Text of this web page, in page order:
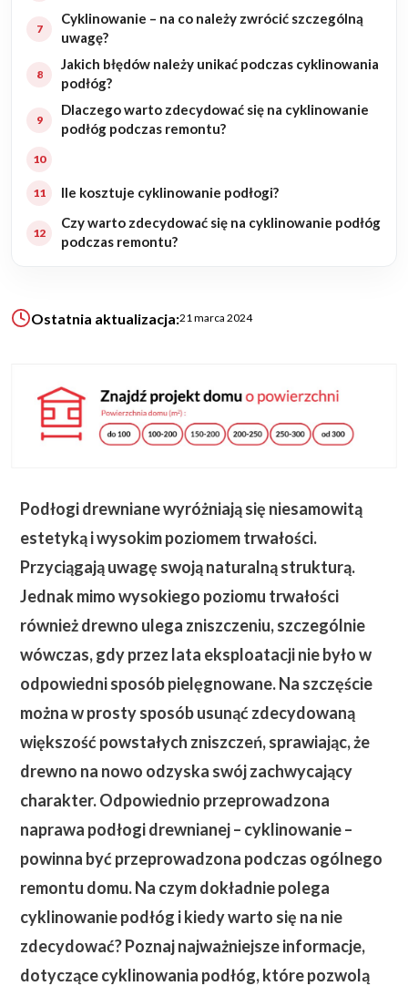
O NAS
KONAKT
ZAPISZ SIĘ
Cyklinowanie – na co należy zwrócić szczególną
uwagę?
Jakich błędów należy unikać podczas cyklinowania
podłóg?
Dlaczego warto zdecydować się na cyklinowanie
podłóg podczas remontu?
Ile kosztuje cyklinowanie podłogi?
Czy warto zdecydować się na cyklinowanie podłóg
podczas remontu?
Ostatnia aktualizacja:21 marca 2024
Podłogi drewniane wyróżniają się niesamowitą
estetyką i wysokim poziomem trwałości.
Przyciągają uwagę swoją naturalną strukturą.
Jednak mimo wysokiego poziomu trwałości
również drewno ulega zniszczeniu, szczególnie
wówczas, gdy przez lata eksploatacji nie było w
odpowiedni sposób pielęgnowane.Na szczęście
można w prosty sposób usunąć zdecydowaną
większość powstałych zniszczeń, sprawiając, że
drewno na nowo odzyska swój zachwycający
charakter. Odpowiednio przeprowadzona
naprawa podłogi drewnianej – cyklinowanie –
powinna być przeprowadzona podczas ogólnego
remontu domu.Na czym dokładnie polega
cyklinowanie podłóg i kiedy warto się na nie
zdecydować? Poznaj najważniejsze informacje,
dotyczące cyklinowania podłóg, które pozwolą